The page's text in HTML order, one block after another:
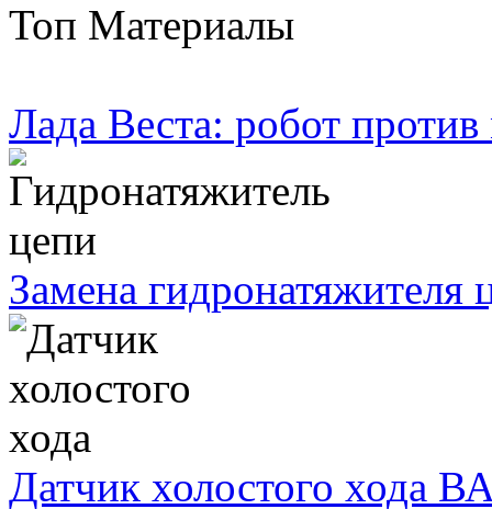
Топ Материалы
Лада Веста: робот
Замена
Датчик холостого хода